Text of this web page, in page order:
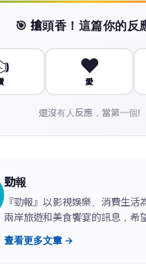
🎯 搶頭香！這篇你的反
❤️
愛
還沒有人反應，當第一個!
勁報
『勁報』以影視娛樂、消費生活
兩岸旅遊和美食饗宴的訊息，希
生活，帶給社會大眾美好的未來。
查看更多文章 →